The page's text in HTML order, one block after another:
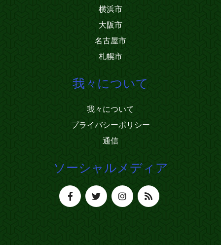
横浜市
大阪市
名古屋市
札幌市
我々について
我々について
プライバシーポリシー
通信
ソーシャルメディア